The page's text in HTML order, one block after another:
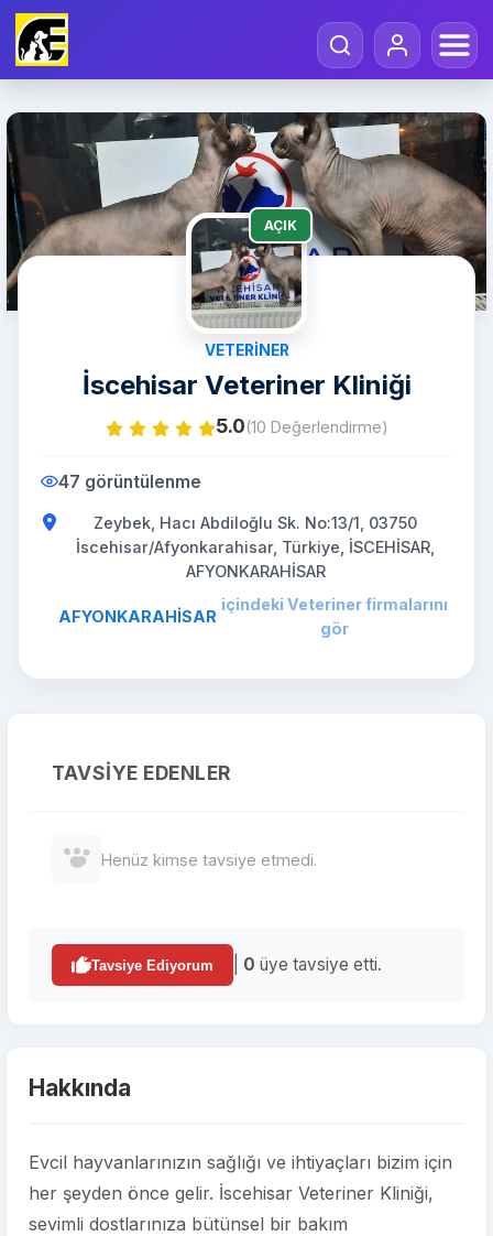
AÇIK
VETERINER
İscehisar Veteriner Kliniği
5.0(10 Değerlendirme)
47 görüntülenme
Zeybek, Hacı Abdiloğlu Sk. No:13/1, 03750
İscehisar/Afyonkarahisar, Türkiye, İSCEHİSAR,
AFYONKARAHİSAR
AFYONKARAHİSAR
içindeki Veteriner firmalarını
gör
TAVSIYE EDENLER
Henüz kimse tavsiye etmedi.
Tavsiye Ediyorum 0 üye tavsiye etti.
Hakkında
Evcil hayvanlarınızın sağlığı ve ihtiyaçları bizim için
her şeyden önce gelir. İscehisar Veteriner Kliniği,
sevimli dostlarınıza bütünsel bir bakım